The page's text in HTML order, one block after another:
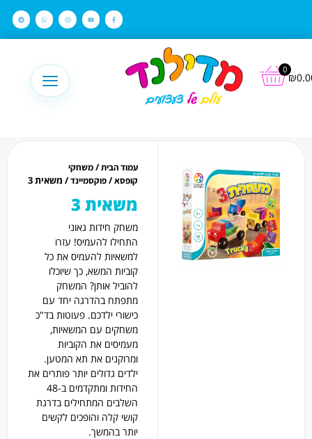
₪
0
עמוד הבית/משחקי
קופסא/פוקסמיינד/ משאית 3
משאית 3
משחק חידות גאוני
התחילו להעמיס! עזרו
למשאיות להעמיס את כל
קוביות המשא, כך שיוכלו
להוביל אותן? המשחק
מתפתח בהדרגה יחד עם
כישורי ילדכם. פעוטות בד"כ
משחקים עם המשאיות,
מעמיסים את הקוביות
ומרוקנים את תא המטען.
ילדים גדולים יותר פותרים את
החידות ומתקדמים ב-48
השלבים המתחילים בדרגת
קושי קלה והופכים לקשים
יותר בהמשך.